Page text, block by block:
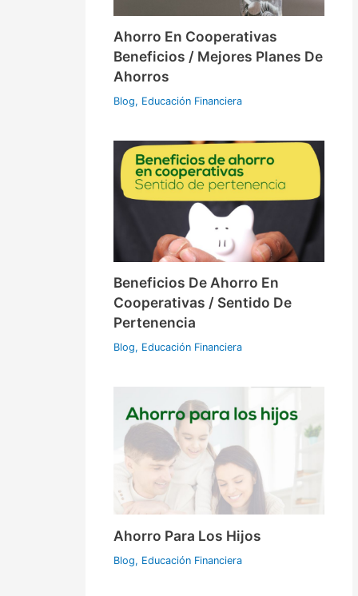
Ahorro En Cooperativas
Beneficios / Mejores Planes De
Ahorros
Blog, Educación Financiera
Beneficios De Ahorro En
Cooperativas / Sentido De
Pertenencia
Blog, Educación Financiera
Ahorro Para Los Hijos
Blog, Educación Financiera